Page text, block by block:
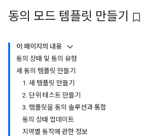
동의 모드 템플릿 만들기 bookmark_border
이 페이지의 내용
동의 상태 및 동의 유형
새 동의 템플릿 만들기
1. 새 템플릿 만들기
2. 단위 테스트 만들기
3. 템플릿을 동의 솔루션과 통합
동의 상태 업데이트
지역별 동작에 관한 정보